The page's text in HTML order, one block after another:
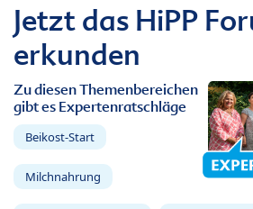
Jetzt das HiPP
erkunden
Zu diesen Themenbereichen
gibt es Expertenratschläge
Beikost-Start
Milchnahrung